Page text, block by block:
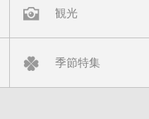
観光
季節特集